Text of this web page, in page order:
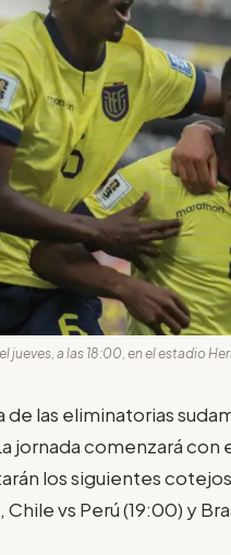
jueves, a las 18:00, en el estadio
de las eliminatorias
jornada comenzará
los siguientes
vs Perú (19:00) y